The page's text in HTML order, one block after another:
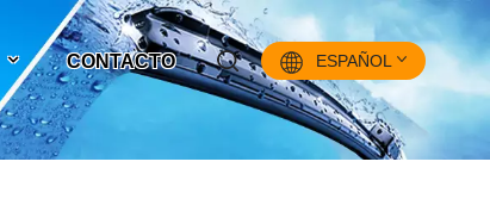
CONTACTO ESPAÑOL
English